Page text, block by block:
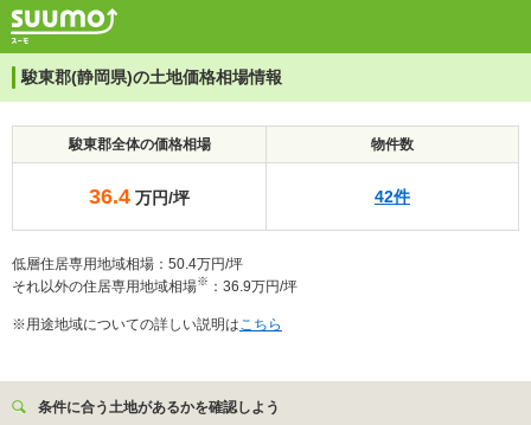
駿東郡(静岡県)の土地価格相場情報
駿東郡全体の価格相場 物件数
36.4 万円/坪 42件
低層住居専用地域相場：50.4万円/坪
それ以外の住居専用地域相場※ ：36.9万円/坪
※用途地域についての詳しい説明はこちら
条件に合う土地があるかを確認しよう